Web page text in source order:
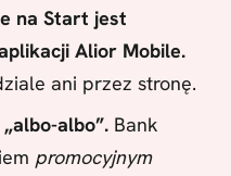
na Start jest
Alior Mobile.
ani przez stronę.
albo”. Bank
promocyjnym